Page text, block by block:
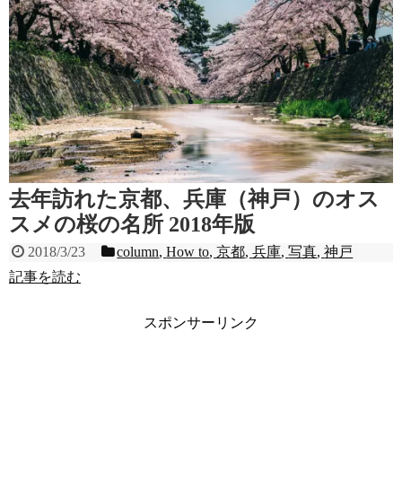
去年訪れた京都、兵庫（神戸）のオス
スメの桜の名所 2018年版
2018/3/23 column,How to,京都,兵庫,写真,神戸
記事を読む
スポンサーリンク